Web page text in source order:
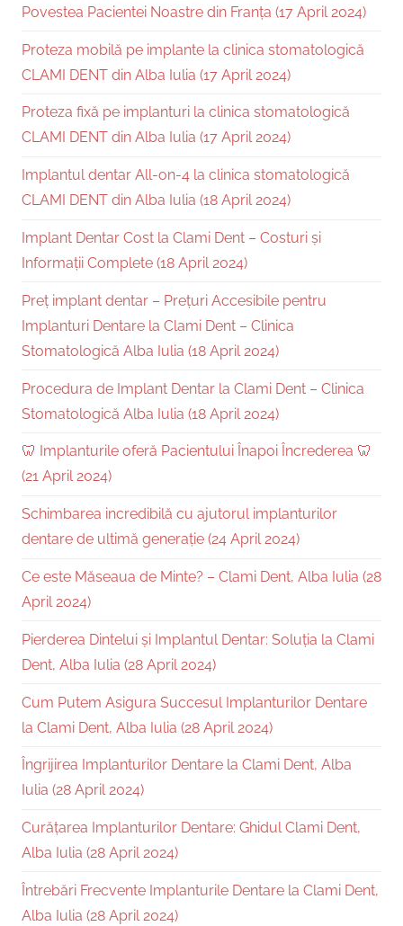
Povestea Pacientei Noastre din Franța (17 April 2024)
Proteza mobilă pe implante la clinica stomatologică
CLAMI DENT din Alba Iulia (17 April 2024)
Proteza fixă pe implanturi la clinica stomatologică
CLAMI DENT din Alba Iulia (17 April 2024)
Implantul dentar All-on-4 la clinica stomatologică
CLAMI DENT din Alba Iulia (18 April 2024)
Implant Dentar Cost la Clami Dent – Costuri și
Informații Complete (18 April 2024)
Preț implant dentar – Prețuri Accesibile pentru
Implanturi Dentare la Clami Dent – Clinica
Stomatologică Alba Iulia (18 April 2024)
Procedura de Implant Dentar la Clami Dent – Clinica
Stomatologică Alba Iulia (18 April 2024)
🦷 Implanturile oferă Pacientului Înapoi Încrederea 🦷
(21 April 2024)
Schimbarea incredibilă cu ajutorul implanturilor
dentare de ultimă generație (24 April 2024)
Ce este Măseaua de Minte? – Clami Dent, Alba Iulia (28
April 2024)
Pierderea Dintelui și Implantul Dentar: Soluția la Clami
Dent, Alba Iulia (28 April 2024)
Cum Putem Asigura Succesul Implanturilor Dentare
la Clami Dent, Alba Iulia (28 April 2024)
Îngrijirea Implanturilor Dentare la Clami Dent, Alba
Iulia (28 April 2024)
Curățarea Implanturilor Dentare: Ghidul Clami Dent,
Alba Iulia (28 April 2024)
Întrebări Frecvente Implanturile Dentare la Clami Dent,
Alba Iulia (28 April 2024)